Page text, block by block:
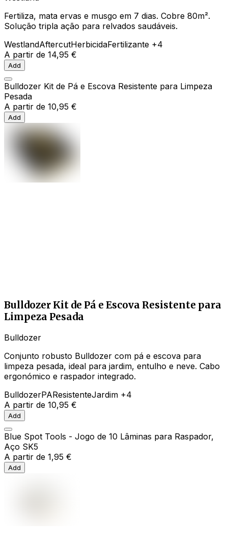
Fertiliza, mata ervas e musgo em 7 dias. Cobre 80m².
Solução tripla ação para relvados saudáveis.
WestlandAftercutHerbicidaFertilizante +4
A partir de 14,95 €
Add
Bulldozer Kit de Pá e Escova Resistente para Limpeza
Pesada
A partir de 10,95 €
Add
Bulldozer Kit de Pá e Escova Resistente para
Limpeza Pesada
Bulldozer
Conjunto robusto Bulldozer com pá e escova para
limpeza pesada, ideal para jardim, entulho e neve. Cabo
ergonómico e raspador integrado.
BulldozerPAResistenteJardim +4
A partir de 10,95 €
Add
Blue Spot Tools - Jogo de 10 Lâminas para Raspador,
Aço SK5
A partir de 1,95 €
Add